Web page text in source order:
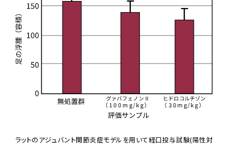
ラットのアジュバント関節炎症モデルを用いて経口投与試験(陽性対